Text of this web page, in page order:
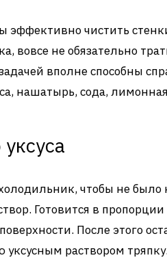
эффективно чистить
вовсе не обязательно
вполне способны
нашатырь, сода,
чтобы не было
Готовится в
После этого
уксусным раствором